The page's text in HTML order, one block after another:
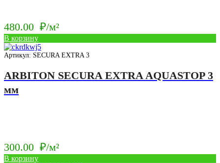
480.00 ₽/м²
В корзину
Артикул: SECURA EXTRA 3
ARBITON SECURA EXTRA AQUASTOP 3
мм
300.00 ₽/м²
В корзину